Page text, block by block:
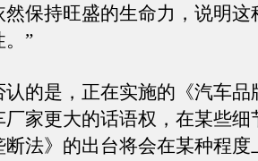
然保持旺盛的生命力，说明这
。”
是，正在实施的《汽车品
厂家更大的话语权，在某些细
断法》的出台将会在某种程度